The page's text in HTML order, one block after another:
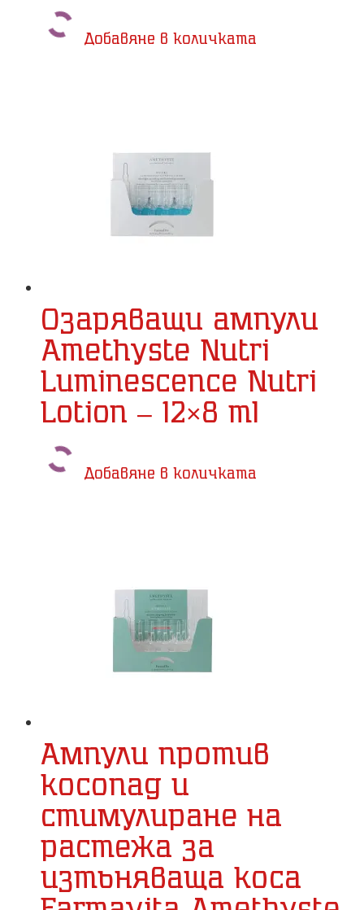
Добавяне в количката
Озаряващи ампули
Amethyste Nutri
Luminescence Nutri
Lotion – 12×8 ml
Добавяне в количката
Ампули против
косопад и
стимулиране на
растежа за
изтъняваща коса